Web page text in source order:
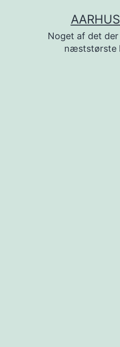
Noget af det
næststørste